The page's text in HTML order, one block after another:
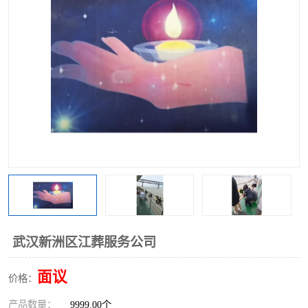
武汉新洲区江葬服务公司
价格： 面议
产品数量： 9999.00个